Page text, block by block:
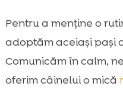
Pentru a menține o
adoptăm aceiași pași
Comunicăm în calm,
oferim câinelui o mică